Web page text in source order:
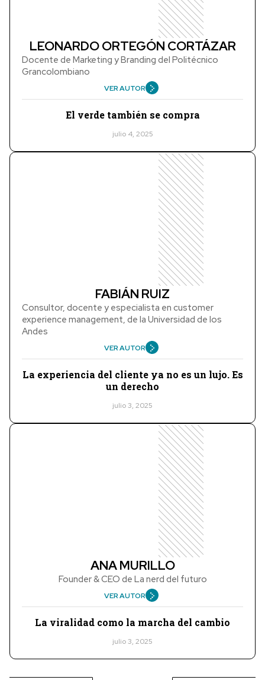
LEONARDO ORTEGÓN CORTÁZAR
Docente de Marketing y Branding del Politécnico
Grancolombiano
VER AUTOR
El verde también se compra
julio 4, 2025
FABIÁN RUIZ
Consultor, docente y especialista en customer
experience management, de la Universidad de los
Andes
VER AUTOR
La experiencia del cliente ya no es un lujo. Es
un derecho
julio 3, 2025
ANA MURILLO
Founder & CEO de La nerd del futuro
VER AUTOR
La viralidad como la marcha del cambio
julio 3, 2025